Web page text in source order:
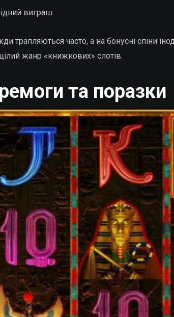
виграш.
трапляються часто, а на бонусні спіни
жанр «книжкових» слотів.
та поразки